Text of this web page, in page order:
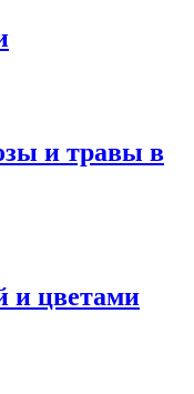
и травы в
и цветами